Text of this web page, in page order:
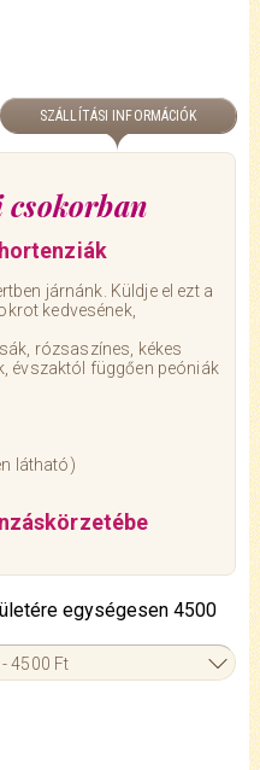
SZÁLLÍTÁSI INFORMÁCIÓK
járnánk. Küldje el ezt a
kedvesének,
rózsaszínes, kékes
évszaktól függően peóniák
látható)
egységesen 4500
- 4500 Ft